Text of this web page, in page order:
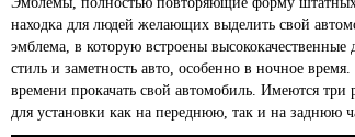
находка для людей желающих выделить свой
эмблема, в которую встроены
стиль и заметность авто, особенно в ночное
времени прокачать свой автомобиль. Имеются
для установки как на переднюю, так и на заднюю